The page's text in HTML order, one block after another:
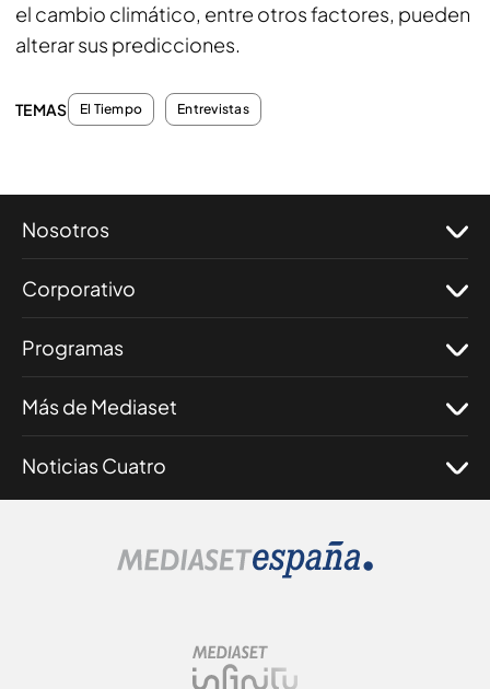
el cambio climático, entre otros factores, pueden
alterar sus predicciones.
TEMAS El Tiempo Entrevistas
Nosotros
Corporativo
Programas
Más de Mediaset
Noticias Cuatro